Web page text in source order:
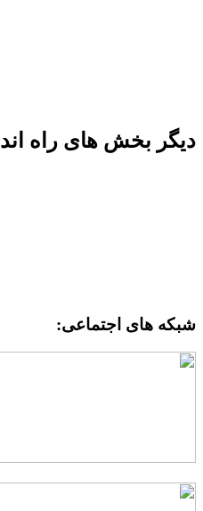
بخش های راه
های اجتماعی: